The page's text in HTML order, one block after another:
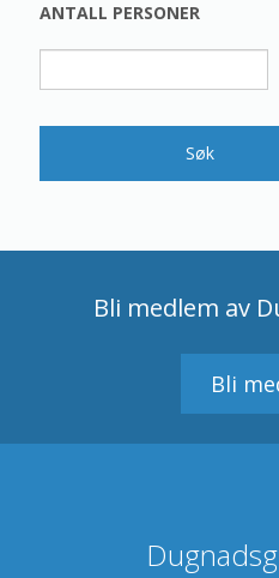
ANTALL PERSONER
Bli medlem av
Bli